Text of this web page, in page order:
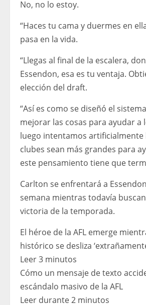
No, no lo estoy.
“Haces tu cama y duermes en
pasa en la vida.
“Llegas al final de la escalera,
Essendon, esa es tu ventaja.
elección del draft.
“Así es como se diseñó el
mejorar las cosas para ayudar a
luego intentamos artificialmente
clubes sean más grandes para
este pensamiento tiene que
Carlton se enfrentará a
semana mientras todavía
victoria de la temporada.
El héroe de la AFL emerge
histórico se desliza
Leer 3 minutos
Cómo un mensaje de texto
escándalo masivo de la AFL
Leer durante 2 minutos